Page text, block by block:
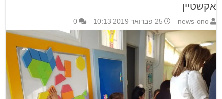
אקשטיין
news-ono 25 פברואר 2019 10:13 0